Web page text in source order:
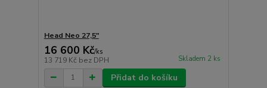
Head Neo 27,5"
16 600 Kč/ks
13 719 Kč bez DPH Skladem 2 ks
Přidat do košíku